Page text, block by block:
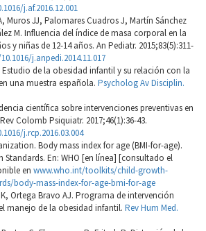
j.af.2016.12.001
Muros JJ, Palomares Cuadros J, Martín Sánchez
M. Influencia del índice de masa corporal en la
y niñas de 12-14 años. An Pediatr. 2015;83(5):311-
j.anpedi.2014.11.017
Estudio de la obesidad infantil y su relación con la
una muestra española. Psycholog Av Disciplin.
científica sobre intervenciones preventivas en
Colomb Psiquiatr. 2017;46(1):36-43.
j.rcp.2016.03.004
Body mass index for age (BMI-for-age).
Standards. En: WHO [en línea] [consultado el
en www.who.int/toolkits/child-growth-
body-mass-index-for-age-bmi-for-age
Ortega Bravo AJ. Programa de intervención
manejo de la obesidad infantil. Rev Hum Med.